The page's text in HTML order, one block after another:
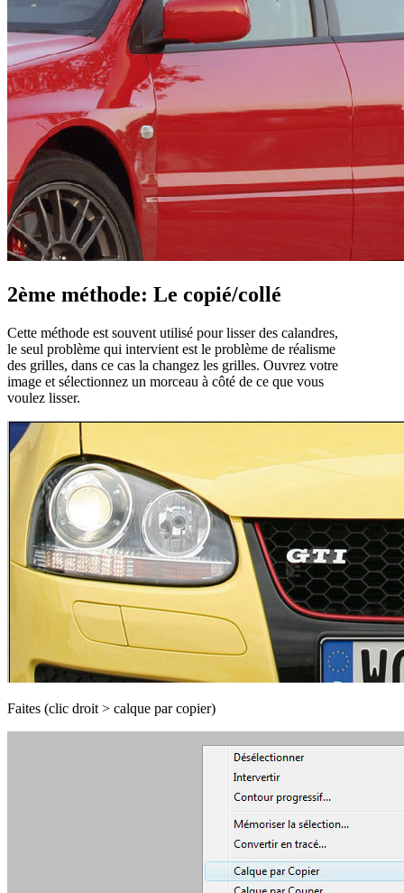
2ème méthode: Le copié/collé
Cette méthode est souvent utilisé pour lisser des calandres,
le seul problème qui intervient est le problème de réalisme
des grilles, dans ce cas la changez les grilles. Ouvrez votre
image et sélectionnez un morceau à côté de ce que vous
voulez lisser.
Faites (clic droit > calque par copier)